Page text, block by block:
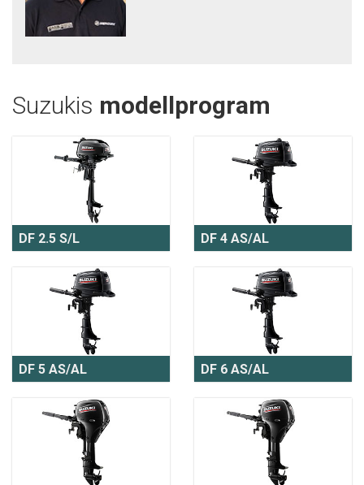
Suzukis modellprogram
DF 2.5 S/L DF 4 AS/AL
DF 5 AS/AL DF 6 AS/AL